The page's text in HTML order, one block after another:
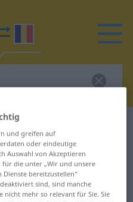
Übersetzung
und greifen auf
oder eindeutige
Auswahl von Akzeptieren
für die unter „Wir und unsere
bereitzustellen“
sind, sind manche
nicht mehr so relevant für Sie. Sie